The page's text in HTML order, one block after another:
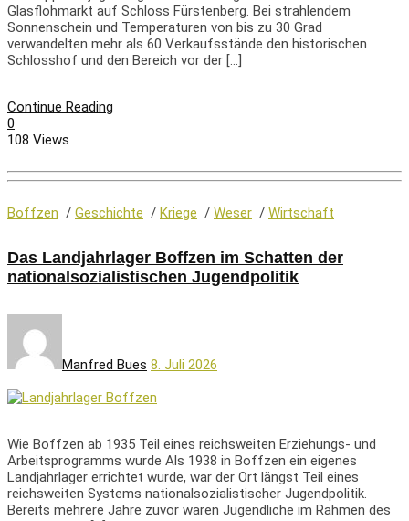
Glasflohmarkt auf Schloss Fürstenberg. Bei strahlendem
Sonnenschein und Temperaturen von bis zu 30 Grad
verwandelten mehr als 60 Verkaufsstände den historischen
Schlosshof und den Bereich vor der […]
Continue Reading
0
108 Views
Boffzen / Geschichte / Kriege / Weser / Wirtschaft
Das Landjahrlager Boffzen im Schatten der
nationalsozialistischen Jugendpolitik
Manfred Bues 8. Juli 2026
Wie Boffzen ab 1935 Teil eines reichsweiten Erziehungs- und
Arbeitsprogramms wurde Als 1938 in Boffzen ein eigenes
Landjahrlager errichtet wurde, war der Ort längst Teil eines
reichsweiten Systems nationalsozialistischer Jugendpolitik.
Bereits mehrere Jahre zuvor waren Jugendliche im Rahmen des